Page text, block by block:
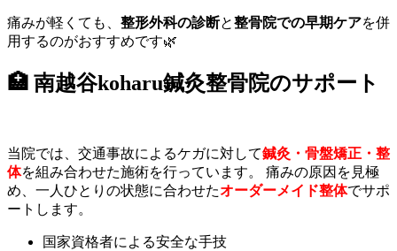
痛みが軽くても、 整形外科の診断と整骨院での早期ケアを併
用するのがおすすめです🌿
🏥 南越谷koharu鍼灸整骨院のサポート
当院では、交通事故によるケガに対して鍼灸・骨盤矯正・整
体を組み合わせた施術を行っています。 痛みの原因を見極
め、一人ひとりの状態に合わせたオーダーメイド整体でサポ
ートします。
国家資格者による安全な手技